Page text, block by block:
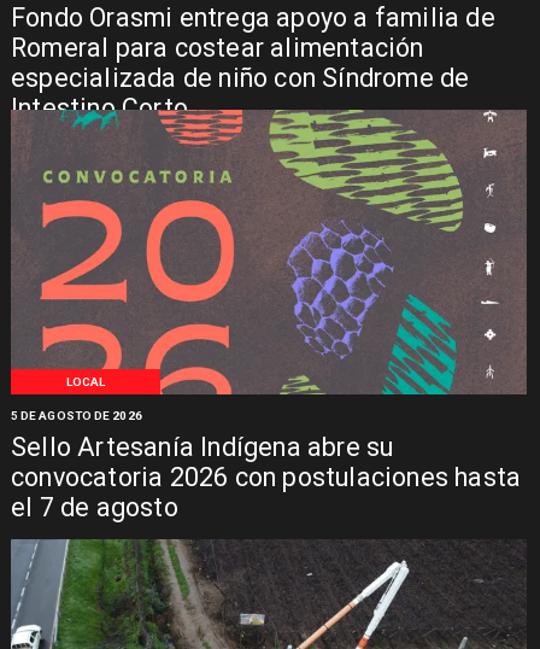
Fondo Orasmi entrega apoyo a familia de
Romeral para costear alimentación
especializada de niño con Síndrome de
Intestino Corto
LOCAL
Sello Artesanía Indígena abre su
convocatoria 2026 con postulaciones hasta
el 7 de agosto
5 DE AGOSTO DE 2026